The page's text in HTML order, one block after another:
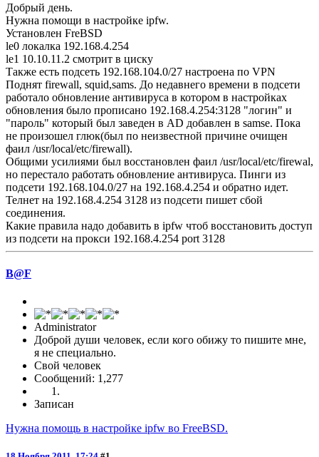
Добрый день.
Нужна помощи в настройке ipfw.
Установлен FreBSD
le0 локалка 192.168.4.254
le1 10.10.11.2 смотрит в циску
Также есть подсеть 192.168.104.0/27 настроена по VPN
Поднят firewall, squid,sams. До недавнего времени в подсети
работало обновление антивируса в котором в настройках
обновления было прописано 192.168.4.254:3128 "логин" и
"пароль" который был заведен в AD добавлен в samse. Пока
не произошел глюк(был по неизвестной причине очищен
фаил /usr/local/etc/firewall).
Общими усилиями был восстановлен фаил /usr/local/etc/firewal,
но перестало работать обновление антивируса. Пинги из
подсети 192.168.104.0/27 на 192.168.4.254 и обратно идет.
Телнет на 192.168.4.254 3128 из подсети пишет сбой
соединения.
Какие правила надо добавить в ipfw чтоб восстановить доступ
из подсети на прокси 192.168.4.254 port 3128
B@F
Administrator
Доброй души человек, если кого обижу то пишите мне,
я не специально.
Свой человек
Сообщений: 1,277
Записан
Нужна помощь в настройке ipfw во FreeBSD.